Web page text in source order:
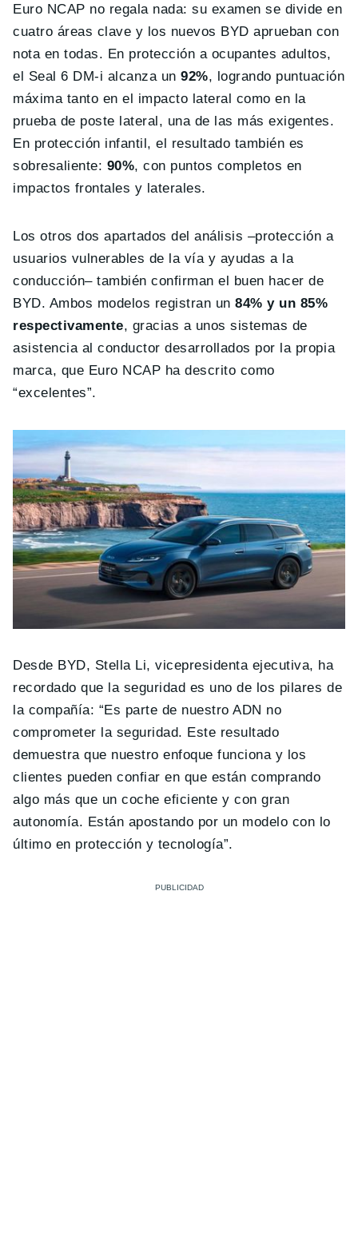
Euro NCAP no regala nada: su examen se divide en
cuatro áreas clave y los nuevos BYD aprueban con
nota en todas. En protección a ocupantes adultos,
el Seal 6 DM-i alcanza un92%, logrando puntuación
máxima tanto en el impacto lateral como en la
prueba de poste lateral, una de las más exigentes.
En protección infantil, el resultado también es
sobresaliente: 90%, con puntos completos en
impactos frontales y laterales.
Los otros dos apartados del análisis –protección a
usuarios vulnerables de la vía y ayudas a la
conducción– también confirman el buen hacer de
BYD. Ambos modelos registran un84% y un 85%
respectivamente, gracias a unos sistemas de
asistencia al conductor desarrollados por la propia
marca, que Euro NCAP ha descrito como
“excelentes”.
Desde BYD, Stella Li, vicepresidenta ejecutiva, ha
recordado que la seguridad es uno de los pilares de
la compañía: “Es parte de nuestro ADN no
comprometer la seguridad. Este resultado
demuestra que nuestro enfoque funciona y los
clientes pueden confiar en que están comprando
algo más que un coche eficiente y con gran
autonomía. Están apostando por un modelo con lo
último en protección y tecnología”.